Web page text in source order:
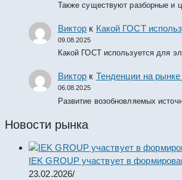
Также существуют разборные и
Виктор к Какой ГОСТ
09.08.2025
Какой ГОСТ используется для
Виктор к Тенденции на
06.08.2025
Развитие возобновляемых
Новости рынка
IEK GROUP участвует в
23.02.2026/